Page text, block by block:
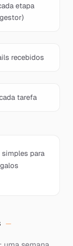
etapa
recebidos
tarefa
para